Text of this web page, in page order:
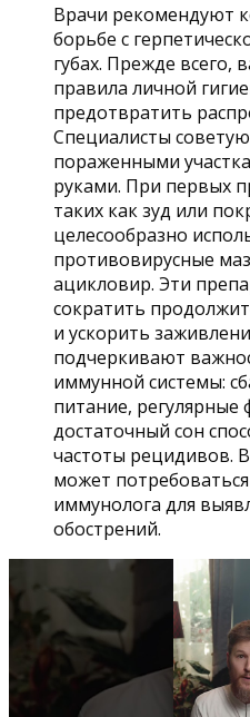
Врачи рекомендуют
борьбе с
губах. Прежде всего,
правила личной
предотвратить
Специалисты
пораженными
руками. При первых
таких как зуд или
целесообразно
противовирусные
ацикловир. Эти
сократить
и ускорить
подчеркивают
иммунной системы:
питание, регулярные
достаточный сон
частоты рецидивов.
может
иммунолога для
обострений.